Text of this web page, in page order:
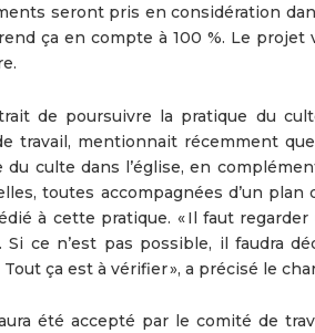
seront pris en considération
ça en compte à 100 %. Le projet
de poursuivre la pratique du
travail, mentionnait récemment
culte dans l’église, en
toutes accompagnées d’un
à cette pratique. « Il faut
Si ce n’est pas possible, il faudra
ça est à vérifier », a précisé le
été accepté par le comité de